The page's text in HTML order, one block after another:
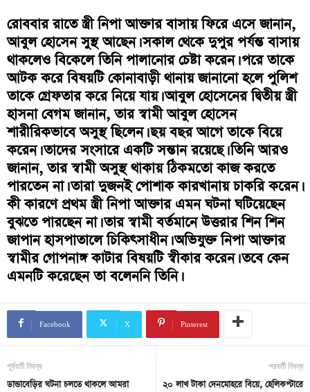
রোববার রাতে স্ত্রী নিপা আক্তার বাসায় ফিরে এসে জানান,
আবুল হোসেন সুস্থ আছেন। সকাল থেকে দুপুর পর্যন্ত বাসায়
থাকলেও বিকেলে তিনি পালানোর চেষ্টা করেন। পরে তাকে
আটক করে বিষয়টি কোনাবাড়ী থানায় জানানো হলে পুলিশ
তাকে গ্রেফতার করে নিয়ে যায়। আবুল হোসেনের দ্বিতীয় স্ত্রী
হাসনা বেগম জানান, তার স্বামী আবুল হোসেন
শারীরিকভাবে অসুস্থ ছিলেন। ছয় বছর আগে তাকে বিয়ে
করেন। তাদের সংসারে একটি সন্তান রয়েছে। তিনি আরও
জানান, তার স্বামী অসুস্থ থাকায় ঠিকমতো কাজ করতে
পারতেন না। তারা দুজনই পোশাক কারখানায় চাকরি করেন।
কী কারণে প্রথম স্ত্রী নিপা আক্তার এমন ঘটনা ঘটিয়েছেন
বুঝতে পারছেন না। তার স্বামী বর্তমানে উত্তরার শিন শিন
জাপান হাসপাতালে চিকিৎসাধীন। অভিযুক্ত নিপা আক্তার
স্বামীর গোপনাঙ্গ কাটার বিষয়টি স্বীকার করেন। তবে কেন
এমনটি করেছেন তা বলেননি তিনি।
Facebook X Pinterest
পূর্ববর্তী নিবন্ধ
ডান্ডাবেড়ির ঘটনা চলতে থাকলে আমরা
পরবর্তী নিবন্ধ
২০ লাখ টাকা দেনমোহরে বিয়ে, হেলিকপ্টারে